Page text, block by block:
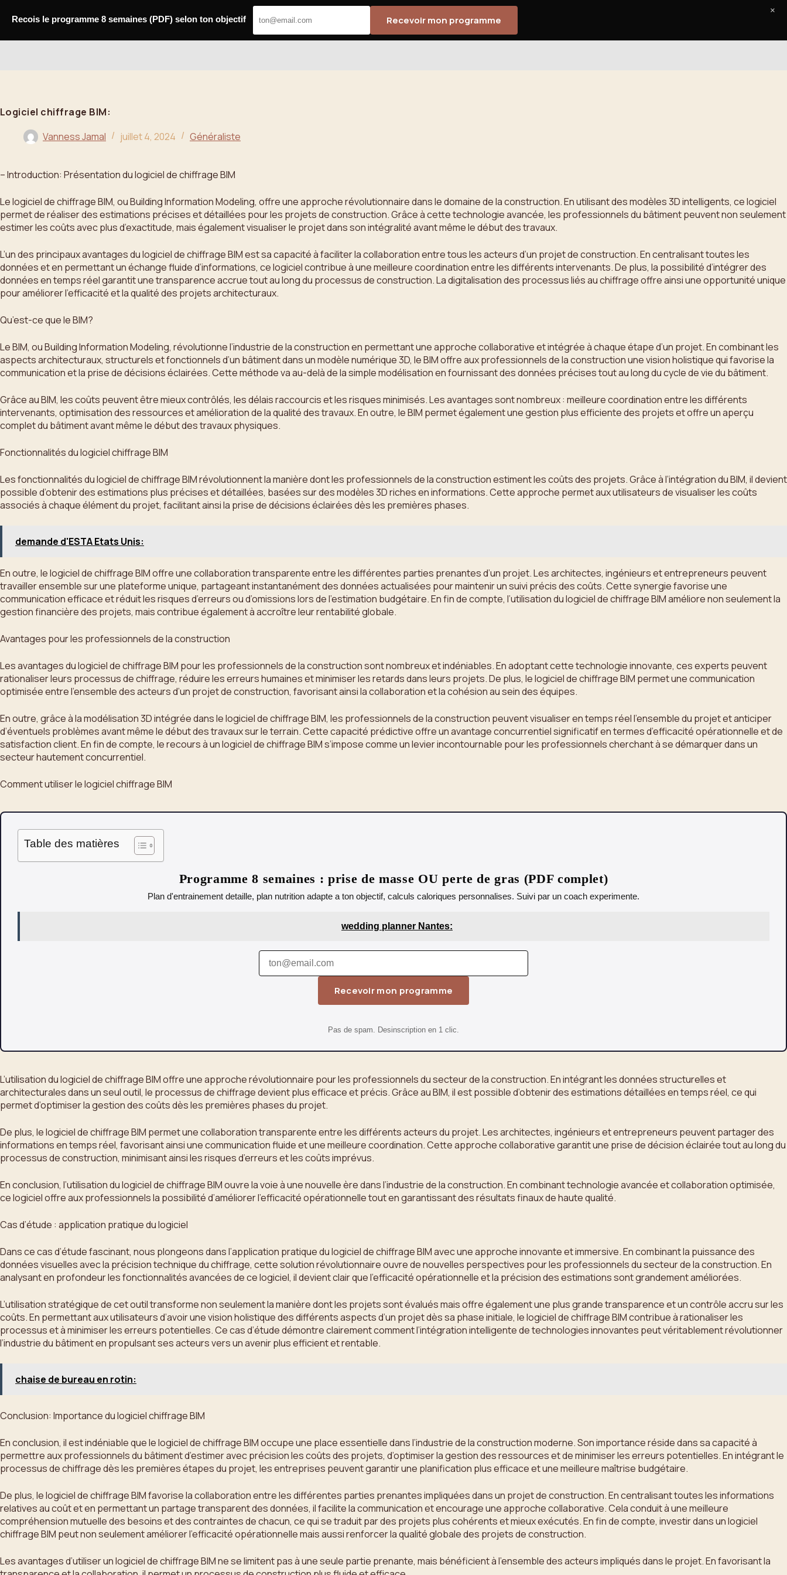
Logiciel chiffrage BIM:
Vanness Jamal
juillet 4, 2024 Généraliste
– Introduction: Présentation du logiciel de chiffrage BIM
Le logiciel de chiffrage BIM, ou Building Information Modeling, offre une approche révolutionnaire dans le domaine de la construction. En utilisant des modèles 3D intelligents, ce logiciel
permet de réaliser des estimations précises et détaillées pour les projets de construction. Grâce à cette technologie avancée, les professionnels du bâtiment peuvent non seulement
estimer les coûts avec plus d’exactitude, mais également visualiser le projet dans son intégralité avant même le début des travaux.
L’un des principaux avantages du logiciel de chiffrage BIM est sa capacité à faciliter la collaboration entre tous les acteurs d’un projet de construction. En centralisant toutes les
données et en permettant un échange fluide d’informations, ce logiciel contribue à une meilleure coordination entre les différents intervenants. De plus, la possibilité d’intégrer des
données en temps réel garantit une transparence accrue tout au long du processus de construction. La digitalisation des processus liés au chiffrage offre ainsi une opportunité unique
pour améliorer l’efficacité et la qualité des projets architecturaux.
Qu’est-ce que le BIM?
Le BIM, ou Building Information Modeling, révolutionne l’industrie de la construction en permettant une approche collaborative et intégrée à chaque étape d’un projet. En combinant les
aspects architecturaux, structurels et fonctionnels d’un bâtiment dans un modèle numérique 3D, le BIM offre aux professionnels de la construction une vision holistique qui favorise la
communication et la prise de décisions éclairées. Cette méthode va au-delà de la simple modélisation en fournissant des données précises tout au long du cycle de vie du bâtiment.
Grâce au BIM, les coûts peuvent être mieux contrôlés, les délais raccourcis et les risques minimisés. Les avantages sont nombreux : meilleure coordination entre les différents
intervenants, optimisation des ressources et amélioration de la qualité des travaux. En outre, le BIM permet également une gestion plus efficiente des projets et offre un aperçu
complet du bâtiment avant même le début des travaux physiques.
Fonctionnalités du logiciel chiffrage BIM
Les fonctionnalités du logiciel de chiffrage BIM révolutionnent la manière dont les professionnels de la construction estiment les coûts des projets. Grâce à l’intégration du BIM, il devient
possible d’obtenir des estimations plus précises et détaillées, basées sur des modèles 3D riches en informations. Cette approche permet aux utilisateurs de visualiser les coûts
associés à chaque élément du projet, facilitant ainsi la prise de décisions éclairées dès les premières phases.
demande d'ESTA Etats Unis:
En outre, le logiciel de chiffrage BIM offre une collaboration transparente entre les différentes parties prenantes d’un projet. Les architectes, ingénieurs et entrepreneurs peuvent
travailler ensemble sur une plateforme unique, partageant instantanément des données actualisées pour maintenir un suivi précis des coûts. Cette synergie favorise une
communication efficace et réduit les risques d’erreurs ou d’omissions lors de l’estimation budgétaire. En fin de compte, l’utilisation du logiciel de chiffrage BIM améliore non seulement la
gestion financière des projets, mais contribue également à accroître leur rentabilité globale.
Avantages pour les professionnels de la construction
Les avantages du logiciel de chiffrage BIM pour les professionnels de la construction sont nombreux et indéniables. En adoptant cette technologie innovante, ces experts peuvent
rationaliser leurs processus de chiffrage, réduire les erreurs humaines et minimiser les retards dans leurs projets. De plus, le logiciel de chiffrage BIM permet une communication
optimisée entre l’ensemble des acteurs d’un projet de construction, favorisant ainsi la collaboration et la cohésion au sein des équipes.
En outre, grâce à la modélisation 3D intégrée dans le logiciel de chiffrage BIM, les professionnels de la construction peuvent visualiser en temps réel l’ensemble du projet et anticiper
d’éventuels problèmes avant même le début des travaux sur le terrain. Cette capacité prédictive offre un avantage concurrentiel significatif en termes d’efficacité opérationnelle et de
satisfaction client. En fin de compte, le recours à un logiciel de chiffrage BIM s’impose comme un levier incontournable pour les professionnels cherchant à se démarquer dans un
secteur hautement concurrentiel.
Comment utiliser le logiciel chiffrage BIM
Table des matières
Programme 8 semaines : prise de masse OU perte de gras (PDF complet)
Plan d'entrainement detaille, plan nutrition adapte a ton objectif, calculs caloriques personnalises. Suivi par un coach experimente.
wedding planner Nantes:
Recevoir mon programme
Pas de spam. Desinscription en 1 clic.
L’utilisation du logiciel de chiffrage BIM offre une approche révolutionnaire pour les professionnels du secteur de la construction. En intégrant les données structurelles et
architecturales dans un seul outil, le processus de chiffrage devient plus efficace et précis. Grâce au BIM, il est possible d’obtenir des estimations détaillées en temps réel, ce qui
permet d’optimiser la gestion des coûts dès les premières phases du projet.
De plus, le logiciel de chiffrage BIM permet une collaboration transparente entre les différents acteurs du projet. Les architectes, ingénieurs et entrepreneurs peuvent partager des
informations en temps réel, favorisant ainsi une communication fluide et une meilleure coordination. Cette approche collaborative garantit une prise de décision éclairée tout au long du
processus de construction, minimisant ainsi les risques d’erreurs et les coûts imprévus.
En conclusion, l’utilisation du logiciel de chiffrage BIM ouvre la voie à une nouvelle ère dans l’industrie de la construction. En combinant technologie avancée et collaboration optimisée,
ce logiciel offre aux professionnels la possibilité d’améliorer l’efficacité opérationnelle tout en garantissant des résultats finaux de haute qualité.
Cas d’étude : application pratique du logiciel
Dans ce cas d’étude fascinant, nous plongeons dans l’application pratique du logiciel de chiffrage BIM avec une approche innovante et immersive. En combinant la puissance des
données visuelles avec la précision technique du chiffrage, cette solution révolutionnaire ouvre de nouvelles perspectives pour les professionnels du secteur de la construction. En
analysant en profondeur les fonctionnalités avancées de ce logiciel, il devient clair que l’efficacité opérationnelle et la précision des estimations sont grandement améliorées.
L’utilisation stratégique de cet outil transforme non seulement la manière dont les projets sont évalués mais offre également une plus grande transparence et un contrôle accru sur les
coûts. En permettant aux utilisateurs d’avoir une vision holistique des différents aspects d’un projet dès sa phase initiale, le logiciel de chiffrage BIM contribue à rationaliser les
processus et à minimiser les erreurs potentielles. Ce cas d’étude démontre clairement comment l’intégration intelligente de technologies innovantes peut véritablement révolutionner
l’industrie du bâtiment en propulsant ses acteurs vers un avenir plus efficient et rentable.
chaise de bureau en rotin:
Conclusion: Importance du logiciel chiffrage BIM
En conclusion, il est indéniable que le logiciel de chiffrage BIM occupe une place essentielle dans l’industrie de la construction moderne. Son importance réside dans sa capacité à
permettre aux professionnels du bâtiment d’estimer avec précision les coûts des projets, d’optimiser la gestion des ressources et de minimiser les erreurs potentielles. En intégrant le
processus de chiffrage dès les premières étapes du projet, les entreprises peuvent garantir une planification plus efficace et une meilleure maîtrise budgétaire.
De plus, le logiciel de chiffrage BIM favorise la collaboration entre les différentes parties prenantes impliquées dans un projet de construction. En centralisant toutes les informations
relatives au coût et en permettant un partage transparent des données, il facilite la communication et encourage une approche collaborative. Cela conduit à une meilleure
compréhension mutuelle des besoins et des contraintes de chacun, ce qui se traduit par des projets plus cohérents et mieux exécutés. En fin de compte, investir dans un logiciel
chiffrage BIM peut non seulement améliorer l’efficacité opérationnelle mais aussi renforcer la qualité globale des projets de construction.
Les avantages d’utiliser un logiciel de chiffrage BIM ne se limitent pas à une seule partie prenante, mais bénéficient à l’ensemble des acteurs impliqués dans le projet. En favorisant la
Recois le programme 8 semaines (PDF) selon ton objectif Recevoir mon programme
×